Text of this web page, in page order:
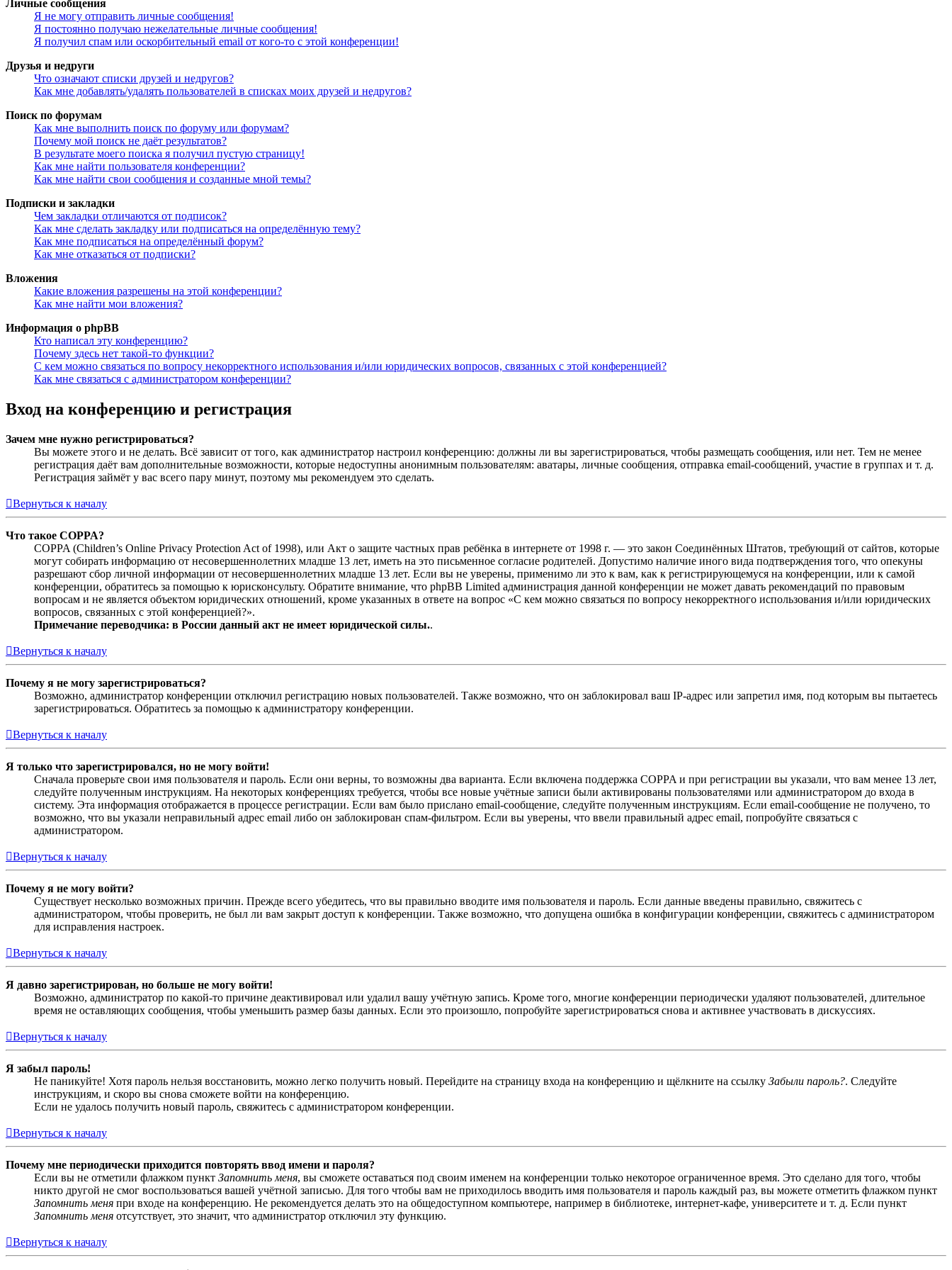
Личные сообщения
Я не могу отправить личные сообщения!
Я постоянно получаю нежелательные личные сообщения!
Я получил спам или оскорбительный email от кого-то с этой конференции!
Друзья и недруги
Что означают списки друзей и недругов?
Как мне добавлять/удалять пользователей в списках моих друзей и недругов?
Поиск по форумам
Как мне выполнить поиск по форуму или форумам?
Почему мой поиск не даёт результатов?
В результате моего поиска я получил пустую страницу!
Как мне найти пользователя конференции?
Как мне найти свои сообщения и созданные мной темы?
Подписки и закладки
Чем закладки отличаются от подписок?
Как мне сделать закладку или подписаться на определённую тему?
Как мне подписаться на определённый форум?
Как мне отказаться от подписки?
Вложения
Какие вложения разрешены на этой конференции?
Как мне найти мои вложения?
Информация о phpBB
Кто написал эту конференцию?
Почему здесь нет такой-то функции?
С кем можно связаться по вопросу некорректного использования и/или юридических вопросов, связанных с этой конференцией?
Как мне связаться с администратором конференции?
Вход на конференцию и регистрация
Зачем мне нужно регистрироваться?
Вы можете этого и не делать. Всё зависит от того, как администратор настроил конференцию: должны ли вы зарегистрироваться, чтобы размещать сообщения, или нет. Тем не менее
регистрация даёт вам дополнительные возможности, которые недоступны анонимным пользователям: аватары, личные сообщения, отправка email-сообщений, участие в группах и т. д.
Регистрация займёт у вас всего пару минут, поэтому мы рекомендуем это сделать.
Вернуться к началу
Что такое COPPA?
COPPA (Children’s Online Privacy Protection Act of 1998), или Акт о защите частных прав ребёнка в интернете от 1998 г. — это закон Соединённых Штатов, требующий от сайтов, которые
могут собирать информацию от несовершеннолетних младше 13 лет, иметь на это письменное согласие родителей. Допустимо наличие иного вида подтверждения того, что опекуны
разрешают сбор личной информации от несовершеннолетних младше 13 лет. Если вы не уверены, применимо ли это к вам, как к регистрирующемуся на конференции, или к самой
конференции, обратитесь за помощью к юрисконсульту. Обратите внимание, что phpBB Limited администрация данной конференции не может давать рекомендаций по правовым
вопросам и не является объектом юридических отношений, кроме указанных в ответе на вопрос «С кем можно связаться по вопросу некорректного использования и/или юридических
вопросов, связанных с этой конференцией?».
Примечание переводчика: в России данный акт не имеет юридической силы..
Вернуться к началу
Почему я не могу зарегистрироваться?
Возможно, администратор конференции отключил регистрацию новых пользователей. Также возможно, что он заблокировал ваш IP-адрес или запретил имя, под которым вы пытаетесь
зарегистрироваться. Обратитесь за помощью к администратору конференции.
Вернуться к началу
Я только что зарегистрировался, но не могу войти!
Сначала проверьте свои имя пользователя и пароль. Если они верны, то возможны два варианта. Если включена поддержка COPPA и при регистрации вы указали, что вам менее 13 лет,
следуйте полученным инструкциям. На некоторых конференциях требуется, чтобы все новые учётные записи были активированы пользователями или администратором до входа в
систему. Эта информация отображается в процессе регистрации. Если вам было прислано email-сообщение, следуйте полученным инструкциям. Если email-сообщение не получено, то
возможно, что вы указали неправильный адрес email либо он заблокирован спам-фильтром. Если вы уверены, что ввели правильный адрес email, попробуйте связаться с
администратором.
Вернуться к началу
Почему я не могу войти?
Существует несколько возможных причин. Прежде всего убедитесь, что вы правильно вводите имя пользователя и пароль. Если данные введены правильно, свяжитесь с
администратором, чтобы проверить, не был ли вам закрыт доступ к конференции. Также возможно, что допущена ошибка в конфигурации конференции, свяжитесь с администратором
для исправления настроек.
Вернуться к началу
Я давно зарегистрирован, но больше не могу войти!
Возможно, администратор по какой-то причине деактивировал или удалил вашу учётную запись. Кроме того, многие конференции периодически удаляют пользователей, длительное
время не оставляющих сообщения, чтобы уменьшить размер базы данных. Если это произошло, попробуйте зарегистрироваться снова и активнее участвовать в дискуссиях.
Вернуться к началу
Я забыл пароль!
Не паникуйте! Хотя пароль нельзя восстановить, можно легко получить новый. Перейдите на страницу входа на конференцию и щёлкните на ссылку Забыли пароль?. Следуйте
инструкциям, и скоро вы снова сможете войти на конференцию.
Если не удалось получить новый пароль, свяжитесь с администратором конференции.
Вернуться к началу
Почему мне периодически приходится повторять ввод имени и пароля?
Если вы не отметили флажком пункт Запомнить меня, вы сможете оставаться под своим именем на конференции только некоторое ограниченное время. Это сделано для того, чтобы
никто другой не смог воспользоваться вашей учётной записью. Для того чтобы вам не приходилось вводить имя пользователя и пароль каждый раз, вы можете отметить флажком пункт
Запомнить меня при входе на конференцию. Не рекомендуется делать это на общедоступном компьютере, например в библиотеке, интернет-кафе, университете и т. д. Если пункт
Запомнить меня отсутствует, это значит, что администратор отключил эту функцию.
Вернуться к началу